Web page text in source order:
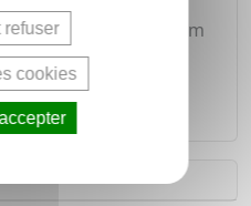
l'expertise de Biotherm
des soins
refuser
cookies